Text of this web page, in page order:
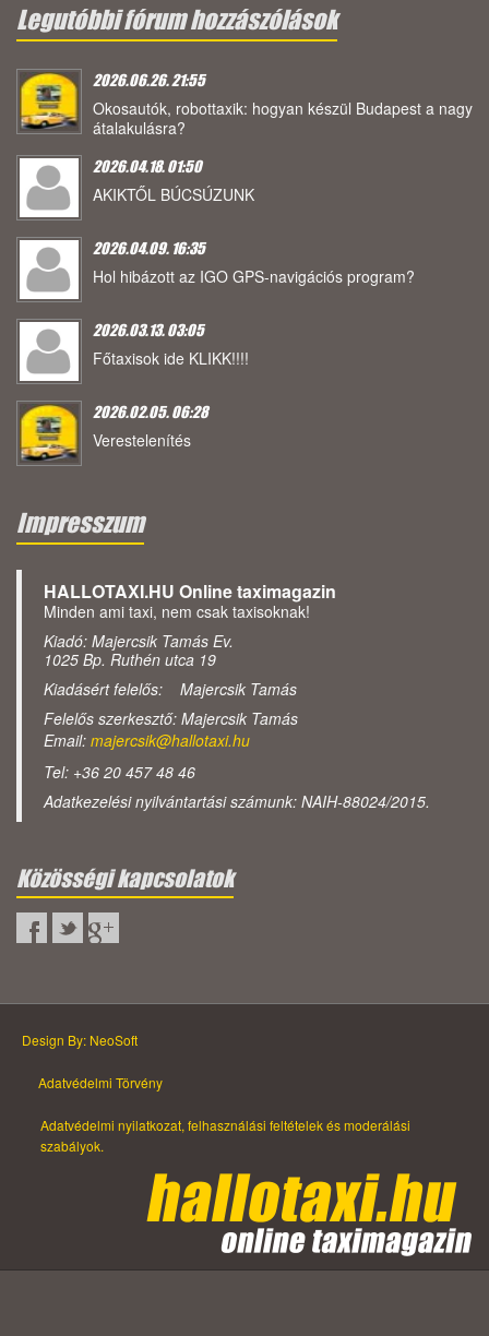
Legutóbbi fórum hozzászólások
2026.06.26. 21:55
Okosautók, robottaxik: hogyan készül Budapest a nagy
átalakulásra?
2026.04.18. 01:50
AKIKTŐL BÚCSÚZUNK
2026.04.09. 16:35
Hol hibázott az IGO GPS-navigációs program?
2026.03.13. 03:05
Főtaxisok ide KLIKK!!!!
2026.02.05. 06:28
Verestelenítés
Impresszum
HALLOTAXI.HU Online taximagazin
Minden ami taxi, nem csak taxisoknak!
Kiadó: Majercsik Tamás Ev.
1025 Bp. Ruthén utca 19
Kiadásért felelős: Majercsik Tamás
Felelős szerkesztő: Majercsik Tamás
Email: majercsik@hallotaxi.hu
Tel: +36 20 457 48 46
Adatkezelési nyilvántartási számunk: NAIH-88024/2015.
Közösségi kapcsolatok
Design By: NeoSoft
Adatvédelmi Törvény
Adatvédelmi nyilatkozat, felhasználási feltételek és moderálási
szabályok.